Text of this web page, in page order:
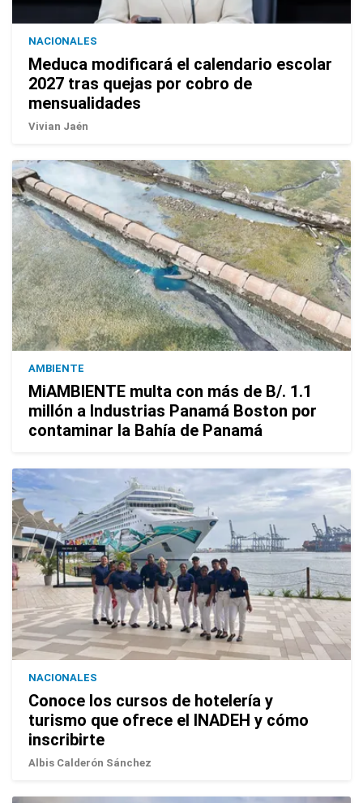
NACIONALES
Meduca modificará el calendario escolar
2027 tras quejas por cobro de
mensualidades
Vivian Jaén
AMBIENTE
MiAMBIENTE multa con más de B/. 1.1
millón a Industrias Panamá Boston por
contaminar la Bahía de Panamá
NACIONALES
Conoce los cursos de hotelería y
turismo que ofrece el INADEH y cómo
inscribirte
Albis Calderón Sánchez